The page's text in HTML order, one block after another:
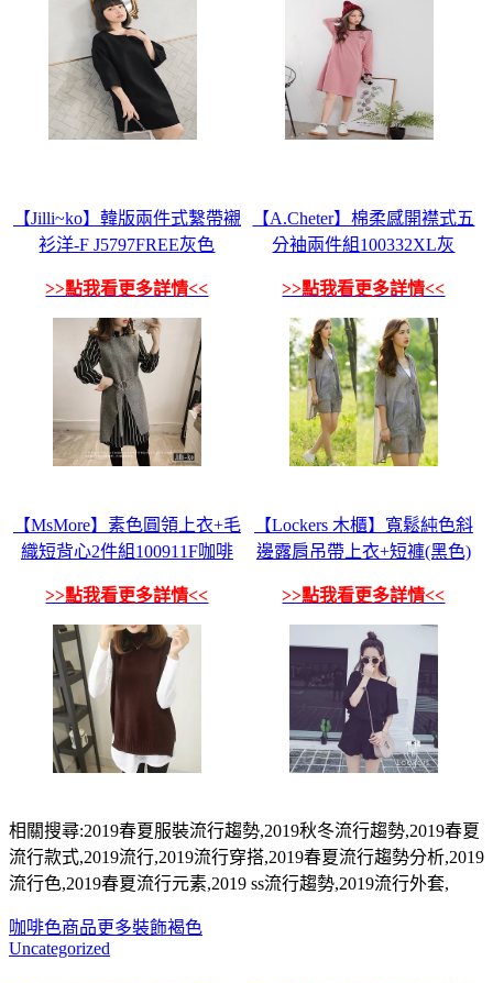
【Jilli~ko】韓版兩件式繫帶襯
衫洋-F J5797FREE灰色
>>點我看更多詳情<<
【A.Cheter】棉柔感開襟式五
分袖兩件組100332XL灰
>>點我看更多詳情<<
【MsMore】素色圓領上衣+毛
織短背心2件組100911F咖啡
>>點我看更多詳情<<
【Lockers 木櫃】寬鬆純色斜
邊露肩吊帶上衣+短褲(黑色)
>>點我看更多詳情<<
相關搜尋:2019春夏服裝流行趨勢,2019秋冬流行趨勢,2019春夏
流行款式,2019流行,2019流行穿搭,2019春夏流行趨勢分析,2019
流行色,2019春夏流行元素,2019 ss流行趨勢,2019流行外套,
咖啡色商品更多裝飾褐色
Uncategorized